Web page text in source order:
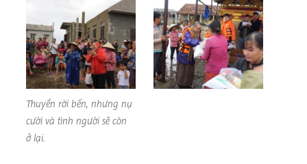
Thuyền rời bến, nhưng nụ
cười và tình người sẽ còn
ở lại.